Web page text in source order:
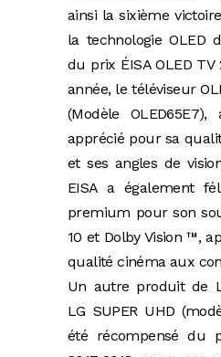
ainsi la sixième
la technologie OLED
du prix ÉISA OLED TV
année, le téléviseur
(Modèle
apprécié pour sa
et ses angles de
EISA a également
premium pour son
10 et Dolby Vision ™,
qualité cinéma aux
Un autre produit de
LG SUPER UHD
été récompensé du